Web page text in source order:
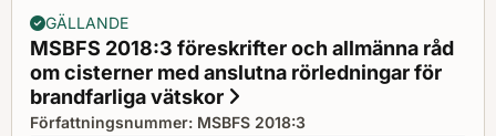
GÄLLANDE
MSBFS 2018:3 föreskrifter och allmänna råd
om cisterner med anslutna rörledningar för
brandfarliga vätskor
Författningsnummer: MSBFS 2018:3